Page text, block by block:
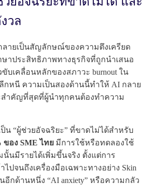
วล
ายเป็นสัญลักษณ์ของความตึงเครียด
าประสิทธิภาพทางธุรกิจที่ถูกนำเสนอ
บเคลื่อนหลักของสภาวะ burnout ใน
กหนี ความเป็นสองด้านนี้ทำให้ AI กลาย
สำคัญที่สุดที่ผู้นำทุกคนต้องทำความ
น “ผู้ช่วยอัจฉริยะ” ที่ขาดไม่ได้สำหรับ
ของ SME ไทย มีการใช้หรือทดลองใช้
นั้นมีรายได้เพิ่มขึ้นจริง ตั้งแต่การ
ปจนถึงเครื่องมือเฉพาะทางอย่าง Skin
กด้านหนึ่ง “AI anxiety” หรือความกลัว